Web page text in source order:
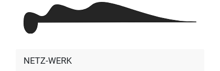
NETZ-WERK